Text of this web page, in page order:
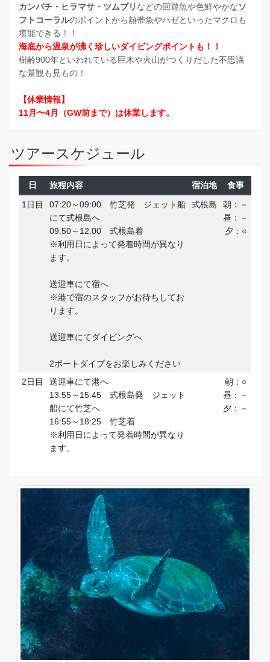
カンパチ・ヒラマサ・ツムブリ などの回遊魚や色鮮やかなソ
フトコーラルのポイントから熱帯魚やハゼといったマクロも
堪能できる！！
海底から温泉が沸く珍しいダイビングポイントも！！
樹齢900年といわれている巨木や火山がつくりだした不思議
な景観も見もの！
【休業情報】
11月〜4月（GW前まで）は休業します。
ツアースケジュール
日 旅程内容 宿泊地
食事
1日目
07:20～09:00 竹芝発 ジェット船
にて式根島へ
09:50～12:00 式根島着
※利用日によって発着時間が異なり
ます。
送迎車にて宿へ
※港で宿のスタッフがお待ちしてお
ります。
送迎車にてダイビングへ
2ボートダイブをお楽しみください
式根島
朝：－
昼：－
夕：○
2日目
送迎車にて港へ
13:55～15:45 式根島発 ジェット
船にて竹芝へ
16:55～18:25 竹芝着
※利用日によって発着時間が異なり
ます。
朝：○
昼：－
夕：－